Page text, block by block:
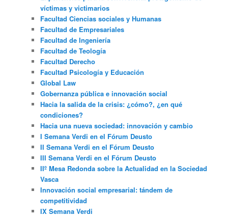
víctimas y victimarios
Facultad Ciencias sociales y Humanas
Facultad de Empresariales
Facultad de Ingeniería
Facultad de Teología
Facultad Derecho
Facultad Psicología y Educación
Global Law
Gobernanza pública e innovación social
Hacia la salida de la crisis: ¿cómo?, ¿en qué
condiciones?
Hacia una nueva sociedad: innovación y cambio
I Semana Verdi en el Fórum Deusto
II Semana Verdi en el Fórum Deusto
III Semana Verdi en el Fórum Deusto
IIº Mesa Redonda sobre la Actualidad en la Sociedad
Vasca
Innovación social empresarial: tándem de
competitividad
IX Semana Verdi